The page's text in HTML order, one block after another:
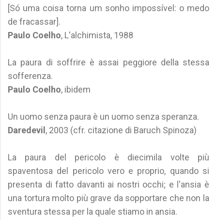
[Só uma coisa torna um sonho impossível: o medo
de fracassar].
Paulo Coelho, L'alchimista, 1988
La paura di soffrire è assai peggiore della stessa
sofferenza.
Paulo Coelho, ibidem
Un uomo senza paura è un uomo senza speranza.
Daredevil , 2003 (cfr. citazione di Baruch Spinoza)
La paura del pericolo è diecimila volte più
spaventosa del pericolo vero e proprio, quando si
presenta di fatto davanti ai nostri occhi; e l'ansia è
una tortura molto più grave da sopportare che non la
sventura stessa per la quale stiamo in ansia.